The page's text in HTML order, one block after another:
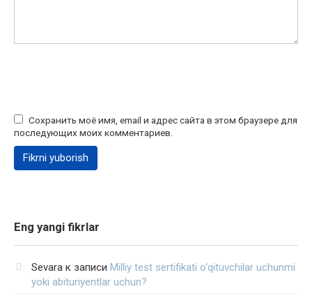
Сохранить моё имя, email и адрес сайта в этом браузере для
последующих моих комментариев.
Eng yangi fikrlar
Sevara к записи Milliy test sertifikati o‘qituvchilar uchunmi
yoki abituriyentlar uchun?